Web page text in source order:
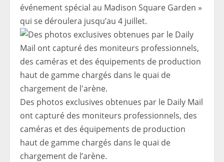
événement spécial au Madison Square Garden »
qui se déroulera jusqu’au 4 juillet.
Des photos exclusives obtenues par le Daily Mail
ont capturé des moniteurs professionnels, des
caméras et des équipements de production
haut de gamme chargés dans le quai de
chargement de l’arène.